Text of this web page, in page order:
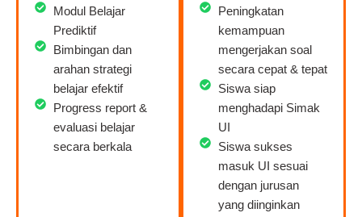
Modul Belajar
Prediktif
Bimbingan dan
arahan strategi
belajar efektif
Progress report &
evaluasi belajar
secara berkala
Peningkatan
kemampuan
mengerjakan soal
secara cepat & tepat
Siswa siap
menghadapi Simak
UI
Siswa sukses
masuk UI sesuai
dengan jurusan
yang diinginkan